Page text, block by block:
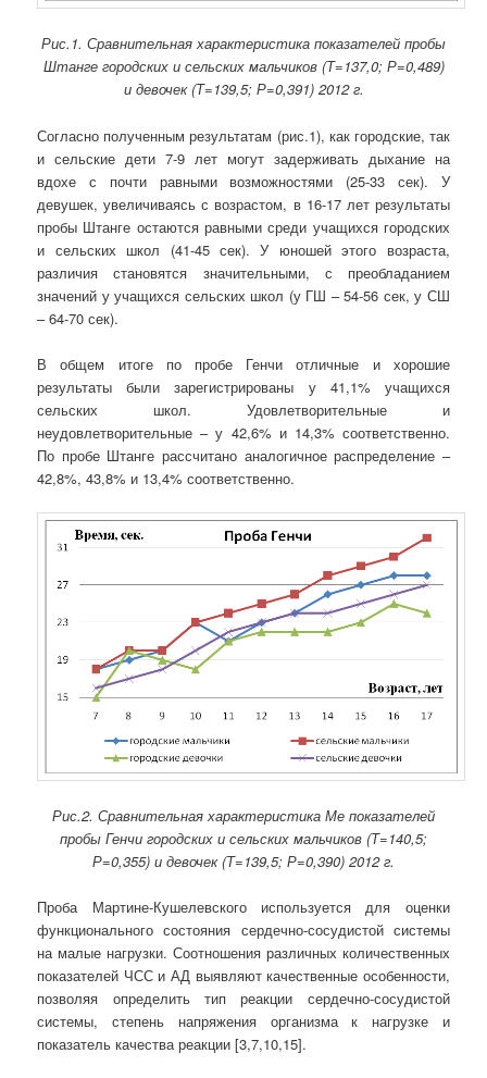
Рис.1. Сравнительная характеристика показателей пробы
Штанге городских и сельских мальчиков (Т=137,0; Р=0,489)
и девочек (Т=139,5; Р=0,391) 2012 г.
Согласно полученным результатам (рис.1), как городские, так
и сельские дети 7-9 лет могут задерживать дыхание на
вдохе с почти равными возможностями (25-33 сек). У
девушек, увеличиваясь с возрастом, в 16-17 лет результаты
пробы Штанге остаются равными среди учащихся городских
и сельских школ (41-45 сек). У юношей этого возраста,
различия становятся значительными, с преобладанием
значений у учащихся сельских школ (у ГШ – 54-56 сек, у СШ
– 64-70 сек).
В общем итоге по пробе Генчи отличные и хорошие
результаты были зарегистрированы у 41,1% учащихся
сельских школ. Удовлетворительные и
неудовлетворительные – у 42,6% и 14,3% соответственно.
По пробе Штанге рассчитано аналогичное распределение –
42,8%, 43,8% и 13,4% соответственно.
Рис.2. Сравнительная характеристика Ме показателей
пробы Генчи городских и сельских мальчиков (Т=140,5;
Р=0,355) и девочек (Т=139,5; Р=0,390) 2012 г.
Проба Мартине-Кушелевского используется для оценки
функционального состояния сердечно-сосудистой системы
на малые нагрузки. Соотношения различных количественных
показателей ЧСС и АД выявляют качественные особенности,
позволяя определить тип реакции сердечно-сосудистой
системы, степень напряжения организма к нагрузке и
показатель качества реакции [3,7,10,15].